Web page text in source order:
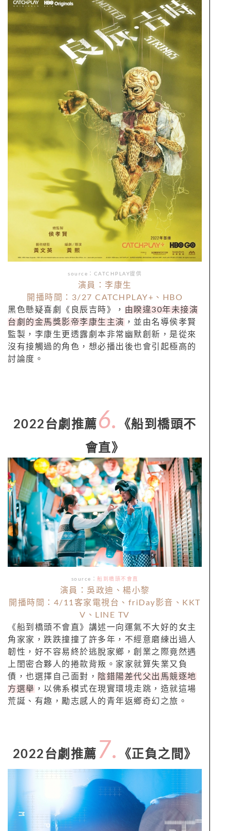
source：CATCHPLAY提供
演員：李康生
開播時間：3/27 CATCHPLAY+、HBO
黑色懸疑喜劇《良辰吉時》， 由睽違30年未接演
台劇的金馬獎影帝李康生主演 ，並由名導侯孝賢
監製，李康生更透露劇本非常幽默創新，是從來
沒有接觸過的角色，想必播出後也會引起極高的
討論度。
2022台劇推薦 6.
《船到橋頭不
會直》
source： 船到橋頭不會直
演員：吳政迪、楊小黎
開播時間：4/11客家電視台、friDay影音、KKT
V、LINE TV
《船到橋頭不會直》講述一向運氣不大好的女主
角家家，跌跌撞撞了許多年，不經意磨練出過人
韌性，好不容易終於逃脫家鄉，創業之際竟然遇
上閨密合夥人的捲款背叛。家家就算失業又負
債，也選擇自己面對，
陰錯陽差代父出馬競逐地
方選舉 ，以佛系模式在現實環境走跳，造就這場
荒誕、有趣，勵志感人的青年返鄉奇幻之旅。
2022台劇推薦 7. 《正負之間》